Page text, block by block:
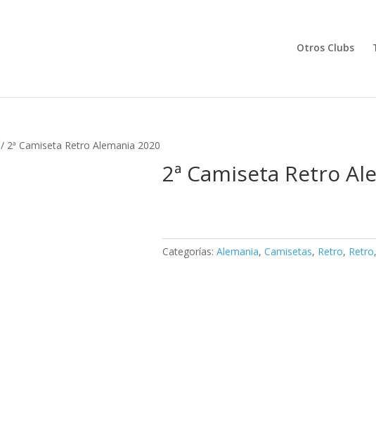
Otros Clubs
/ 2ª Camiseta Retro Alemania 2020
2ª Camiseta Retro
Categorías: Alemania, Camisetas, Retro, Retro,